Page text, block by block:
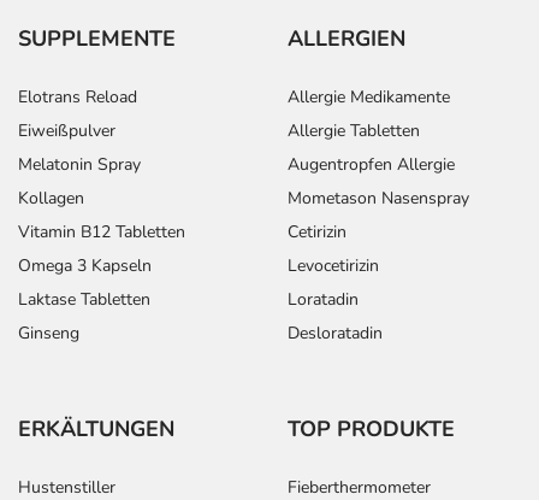
SUPPLEMENTE
Elotrans Reload
Eiweißpulver
Melatonin Spray
Kollagen
Vitamin B12 Tabletten
Omega 3 Kapseln
Laktase Tabletten
Ginseng
ALLERGIEN
Allergie Medikamente
Allergie Tabletten
Augentropfen Allergie
Mometason Nasenspray
Cetirizin
Levocetirizin
Loratadin
Desloratadin
ERKÄLTUNGEN
Hustenstiller
TOP PRODUKTE
Fieberthermometer